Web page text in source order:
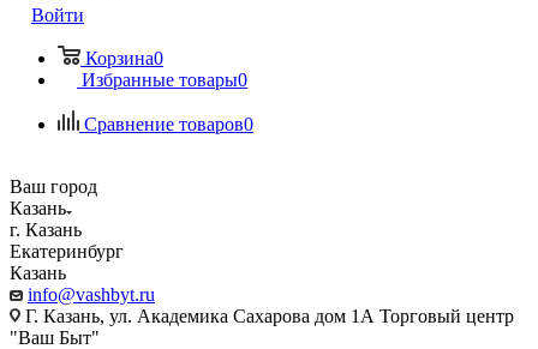
Войти
Корзина0
Избранные товары0
Сравнение товаров0
Ваш город
Казань
г. Казань
Екатеринбург
Казань
info@vashbyt.ru
Г. Казань, ул. Академика Сахарова дом 1А Торговый центр
"Ваш Быт"